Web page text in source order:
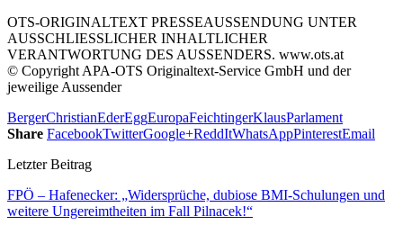
OTS-ORIGINALTEXT PRESSEAUSSENDUNG UNTER
AUSSCHLIESSLICHER INHALTLICHER
VERANTWORTUNG DES AUSSENDERS. www.ots.at
© Copyright APA-OTS Originaltext-Service GmbH und der
jeweilige Aussender
BergerChristianEderEggEuropaFeichtingerKlausParlament
Share FacebookTwitterGoogle+ReddItWhatsAppPinterestEmail
Letzter Beitrag
FPÖ – Hafenecker: „Widersprüche, dubiose BMI-Schulungen und
weitere Ungereimtheiten im Fall Pilnacek!“